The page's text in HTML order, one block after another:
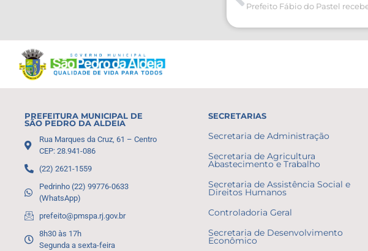
PREFEITURA MUNICIPAL DE
SÃO PEDRO DA ALDEIA
Rua Marques da Cruz, 61 – Centro
CEP: 28.941-086
(22) 2621-1559
Pedrinho (22) 99776-0633
(WhatsApp)
prefeito@pmspa.rj.gov.br
8h30 às 17h
Segunda a sexta-feira
SECRETARIAS
Secretaria de Administração
Secretaria de Agricultura
Abastecimento e Trabalho
Secretaria de Assistência Social e
Direitos Humanos
Controladoria Geral
Secretaria de Desenvolvimento
Econômico